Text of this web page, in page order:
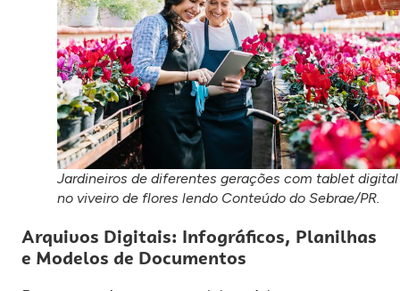
Jardineiros de diferentes gerações com tablet digital
no viveiro de flores lendo Conteúdo do Sebrae/PR.
Arquivos Digitais: Infográficos, Planilhas
e Modelos de Documentos